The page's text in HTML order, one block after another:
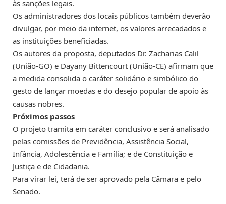
às sanções legais.
Os administradores dos locais públicos também deverão
divulgar, por meio da internet, os valores arrecadados e
as instituições beneficiadas.
Os autores da proposta, deputados Dr. Zacharias Calil
(União-GO) e Dayany Bittencourt (União-CE) afirmam que
a medida consolida o caráter solidário e simbólico do
gesto de lançar moedas e do desejo popular de apoio às
causas nobres.
Próximos passos
O projeto tramita em caráter conclusivo e será analisado
pelas comissões de Previdência, Assistência Social,
Infância, Adolescência e Família; e de Constituição e
Justiça e de Cidadania.
Para virar lei, terá de ser aprovado pela Câmara e pelo
Senado.